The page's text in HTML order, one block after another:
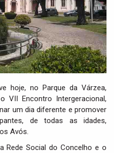
n
hoje, no Parque da Várzea,
VII Encontro Intergeracional,
um dia diferente e promover
de todas as idades,
Avós.
Rede Social do Concelho e o